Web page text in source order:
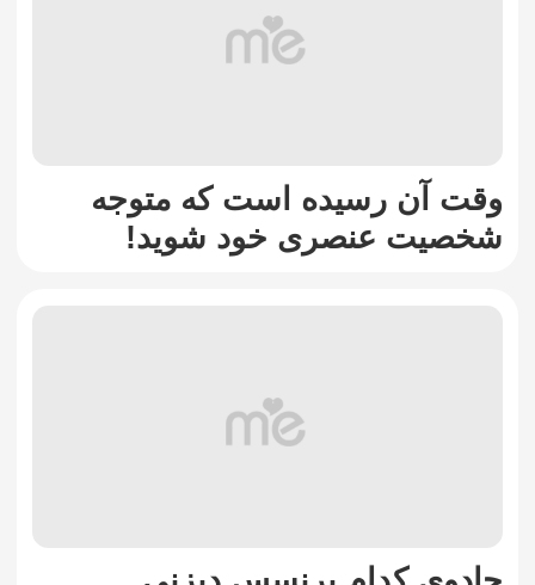
وقت آن رسیده است که متوجه
شخصیت عنصری خود شوید!